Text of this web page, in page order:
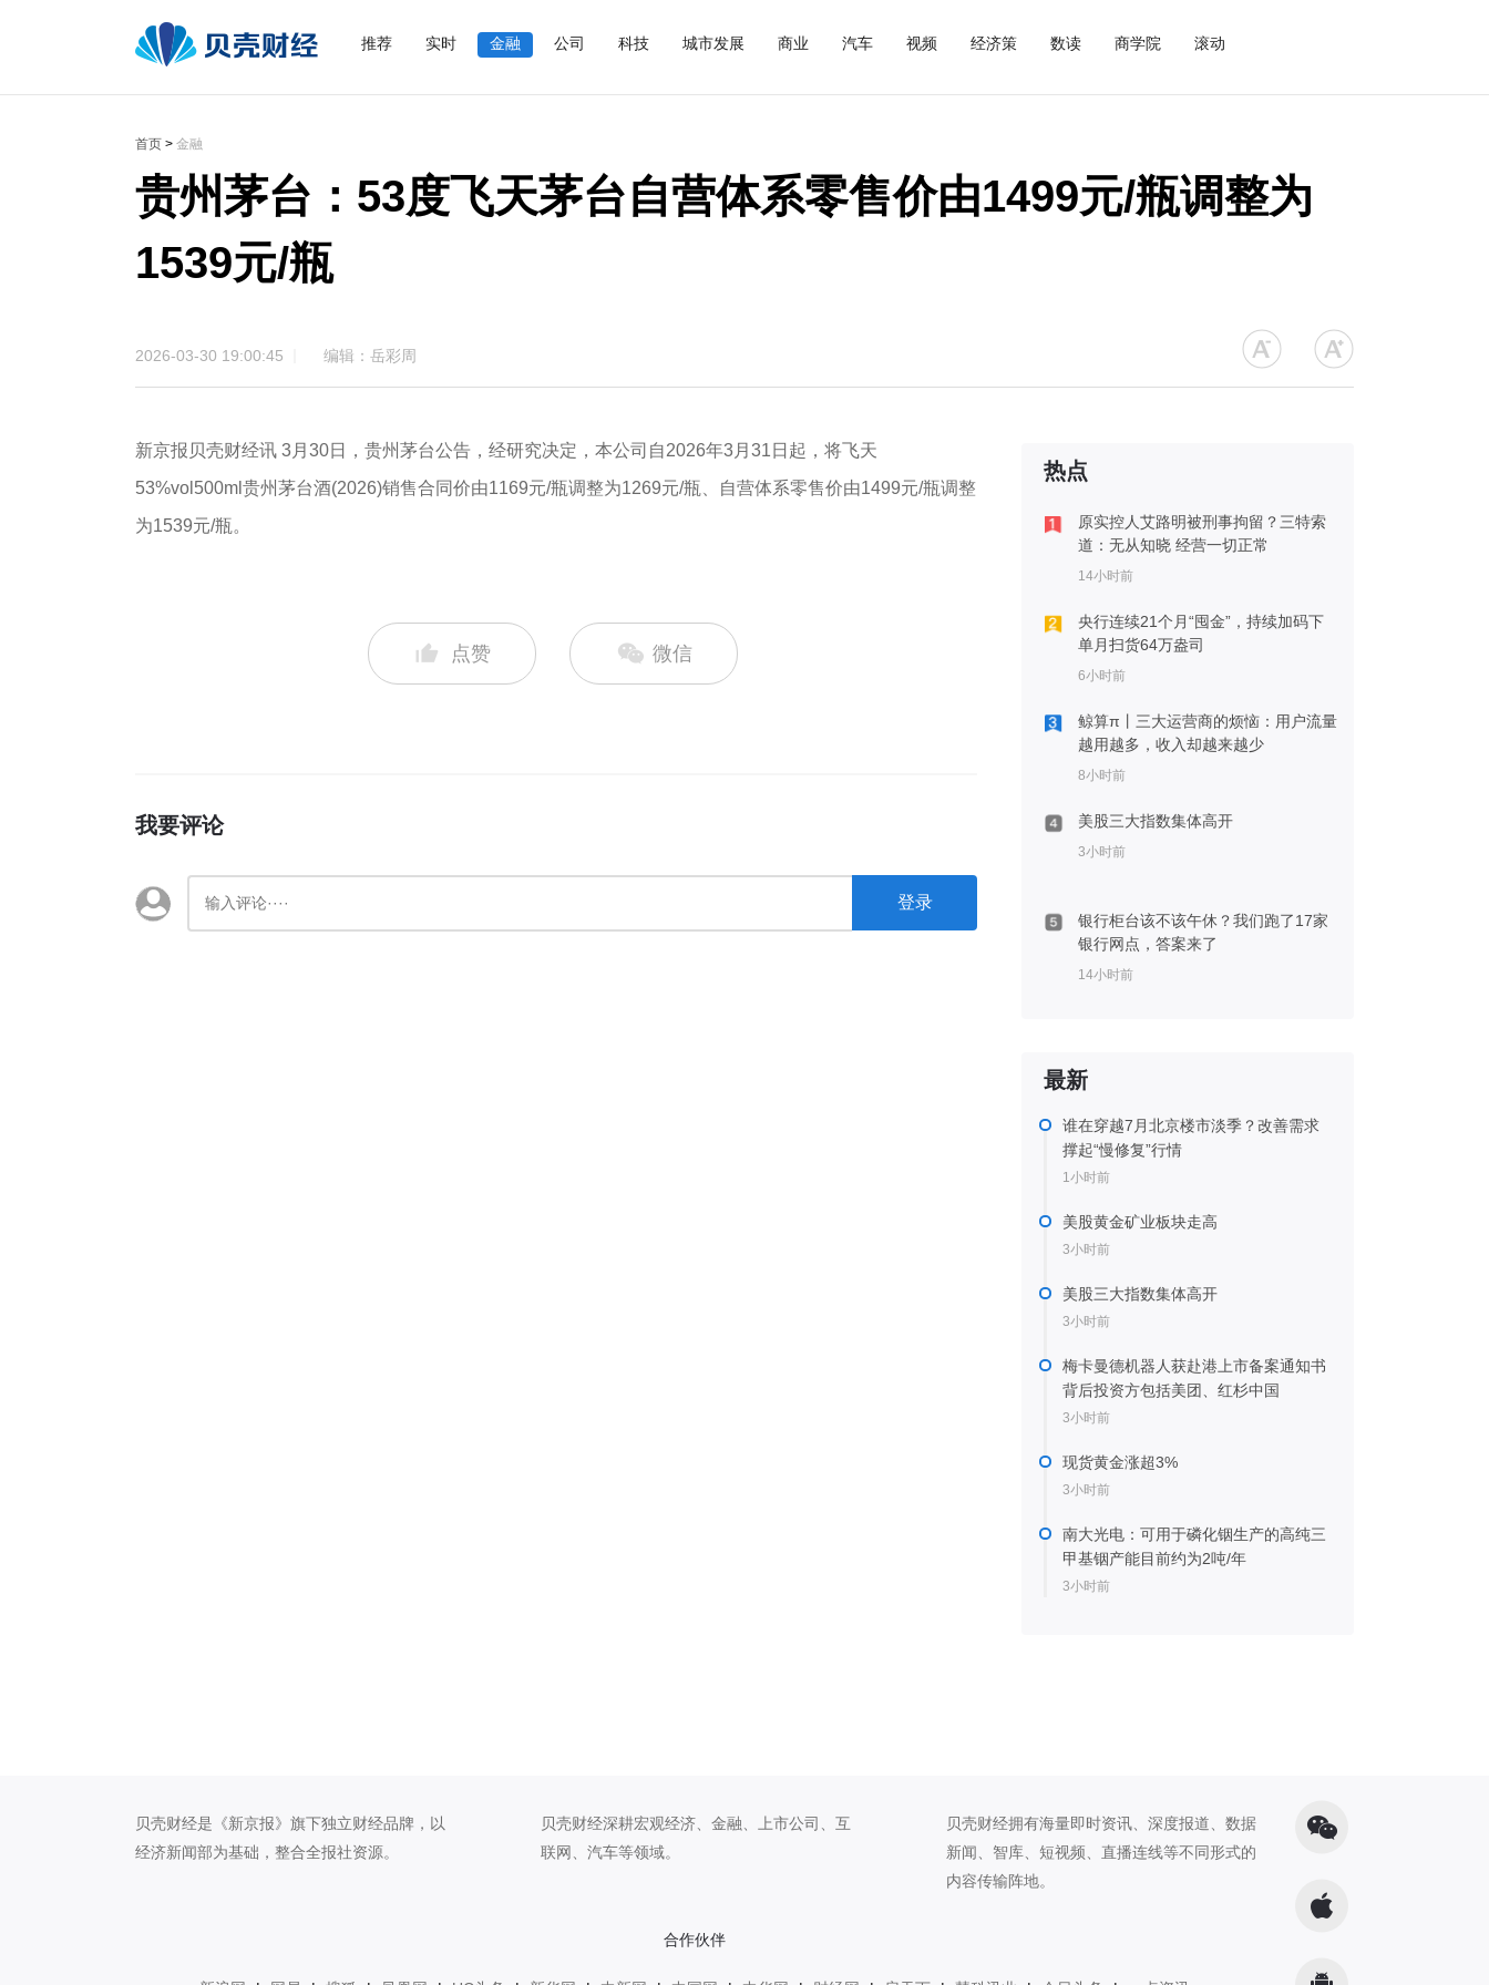
推荐 实时 金融 公司 科技 城市发展 商业 汽车 视频 经济策 数读 商学院 滚动
首页 > 金融
贵州茅台：53度飞天茅台自营体系零售价由1499元/瓶调整为
1539元/瓶
2026-03-30 19:00:45 编辑：岳彩周
新京报贝壳财经讯 3月30日，贵州茅台公告，经研究决定，本公司自2026年3月31日起，将飞天
53%vol500ml贵州茅台酒(2026)销售合同价由1169元/瓶调整为1269元/瓶、自营体系零售价由1499元/瓶调整
为1539元/瓶。
点赞 微信
我要评论
登录
热点
原实控人艾路明被刑事拘留？三特索
道：无从知晓 经营一切正常
14小时前
央行连续21个月“囤金”，持续加码下
单月扫货64万盎司
6小时前
鲸算π丨三大运营商的烦恼：用户流量
越用越多，收入却越来越少
8小时前
美股三大指数集体高开
3小时前
银行柜台该不该午休？我们跑了17家
银行网点，答案来了
14小时前
最新
谁在穿越7月北京楼市淡季？改善需求
撑起“慢修复”行情
1小时前
美股黄金矿业板块走高
3小时前
美股三大指数集体高开
3小时前
梅卡曼德机器人获赴港上市备案通知书
背后投资方包括美团、红杉中国
3小时前
现货黄金涨超3%
3小时前
南大光电：可用于磷化铟生产的高纯三
甲基铟产能目前约为2吨/年
3小时前
贝壳财经是《新京报》旗下独立财经品牌，以
经济新闻部为基础，整合全报社资源。
贝壳财经深耕宏观经济、金融、上市公司、互
联网、汽车等领域。
贝壳财经拥有海量即时资讯、深度报道、数据
新闻、智库、短视频、直播连线等不同形式的
内容传输阵地。
合作伙伴